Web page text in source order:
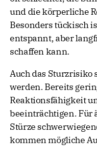
und die körperliche
Besonders tückisch
entspannt, aber
schaffen kann.
Auch das Sturzrisiko
werden. Bereits
Reaktionsfähigkeit
beeinträchtigen. Für
Stürze
kommen mögliche